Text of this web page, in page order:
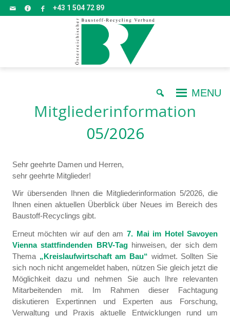
+43 1 504 72 89
MENU
Mitgliederinformation
05/2026
Sehr geehrte Damen und Herren,
sehr geehrte Mitglieder!
Wir übersenden Ihnen die Mitgliederinformation 5/2026, die
Ihnen einen aktuellen Überblick über Neues im Bereich des
Baustoff-Recyclings gibt.
Erneut möchten wir auf den am 7. Mai im Hotel Savoyen
Vienna stattfindenden BRV-Taghinweisen, der sich dem
Thema „Kreislaufwirtschaft am Bau“ widmet. Sollten Sie
sich noch nicht angemeldet haben, nützen Sie gleich jetzt die
Möglichkeit dazu und nehmen Sie auch Ihre relevanten
Mitarbeitenden mit. Im Rahmen dieser Fachtagung
diskutieren Expertinnen und Experten aus Forschung,
Verwaltung und Praxis aktuelle Entwicklungen rund um